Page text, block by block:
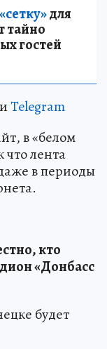
для
тайно
гостей
иTelegram
в «белом
что лента
в периоды
кто
«Донбасс
будет